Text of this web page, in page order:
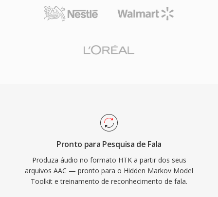
Pronto para Pesquisa de Fala
Produza áudio no formato HTK a partir dos seus
arquivos AAC — pronto para o Hidden Markov Model
Toolkit e treinamento de reconhecimento de fala.